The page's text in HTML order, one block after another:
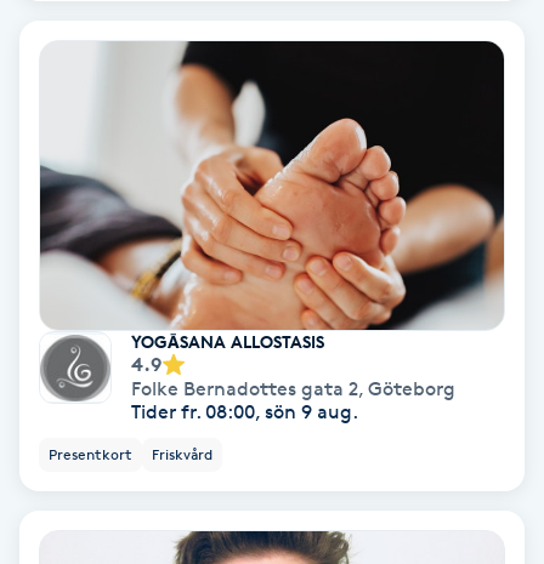
Pensionärklippning
Permanent hårborttagning
Permanent ögonbrynsmakeup
Personal shopper
Personlig tränare
Pigmentbehandling
YOGĀSANA ALLOSTASIS
4.9
Folke Bernadottes gata 2, Göteborg
Tider fr. 08:00, sön 9 aug.
Presentkort Friskvård